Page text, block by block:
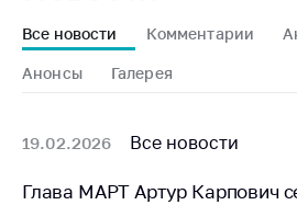
Антикоррупционная
деятельность
совет
Соискателям
Все новости Комментарии
Анонсы Галерея
19.02.2026 Все новости
Глава МАРТ Артур Карпович